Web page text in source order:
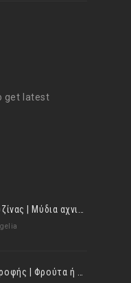
get latest